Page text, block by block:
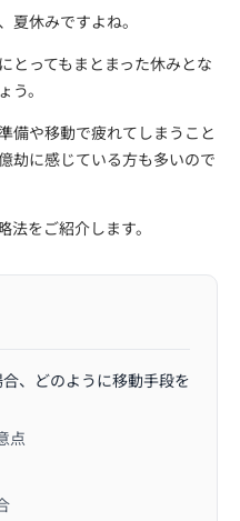
夏休みですよね。
とってもまとまった休みとな
。
備や移動で疲れてしまうこと
劫に感じている方も多いので
をご紹介します。
、どのように移動手段を
点